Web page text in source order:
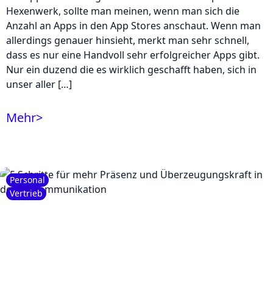
Hexenwerk, sollte man meinen, wenn man sich die
Anzahl an Apps in den App Stores anschaut. Wenn man
allerdings genauer hinsieht, merkt man sehr schnell,
dass es nur eine Handvoll sehr erfolgreicher Apps gibt.
Nur ein duzend die es wirklich geschafft haben, sich in
unser aller […]
Mehr>
Personal
Vertrieb